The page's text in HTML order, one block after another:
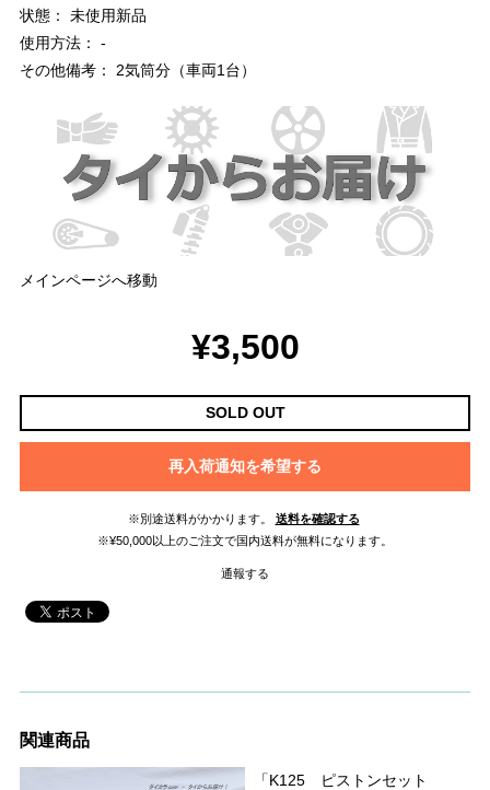
状態： 未使用新品
使用方法： -
その他備考： 2気筒分（車両1台）
メインページへ移動
¥3,500
SOLD OUT
再入荷通知を希望する
※別途送料がかかります。
送料を確認する
※¥50,000以上のご注文で国内送料が無料になります。
通報する
関連商品
「K125 ピストンセット